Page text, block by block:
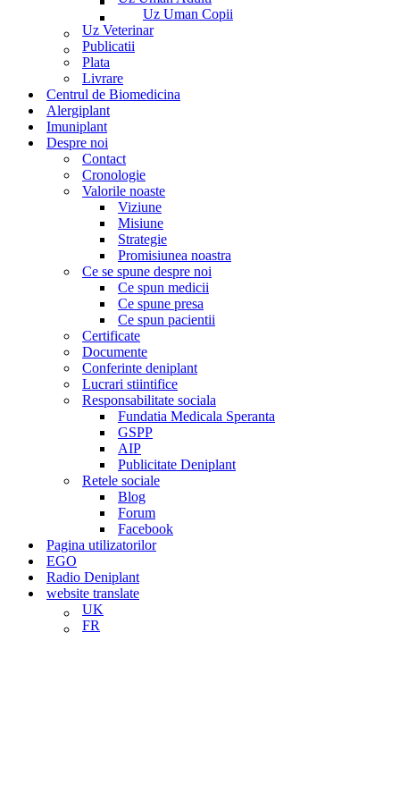
Uz Uman Copii
Uz Veterinar
Publicatii
Plata
Livrare
Centrul de Biomedicina
Alergiplant
Imuniplant
Despre noi
Contact
Cronologie
Valorile noaste
Viziune
Misiune
Strategie
Promisiunea noastra
Ce se spune despre noi
Ce spun medicii
Ce spune presa
Ce spun pacientii
Certificate
Documente
Conferinte deniplant
Lucrari stiintifice
Responsabilitate sociala
Fundatia Medicala Speranta
GSPP
AIP
Publicitate Deniplant
Retele sociale
Blog
Forum
Facebook
Pagina utilizatorilor
EGO
Radio Deniplant
website translate
UK
FR